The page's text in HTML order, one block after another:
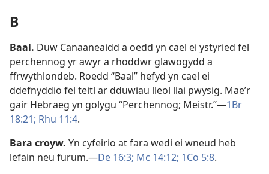
B
Baal. Duw Canaaneaidd a oedd yn cael ei ystyried fel
perchennog yr awyr a rhoddwr glawogydd a
ffrwythlondeb. Roedd “Baal” hefyd yn cael ei
ddefnyddio fel teitl ar dduwiau lleol llai pwysig. Mae’r
gair Hebraeg yn golygu “Perchennog; Meistr.”—1Br
18:21; Rhu 11:4.
Bara croyw. Yn cyfeirio at fara wedi ei wneud heb
lefain neu furum.—De 16:3; Mc 14:12; 1Co 5:8.